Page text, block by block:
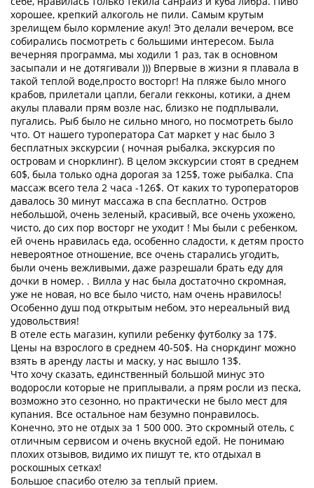
хорошее, крепкий алкоголь не пили. Самым крутым
зрелищем было кормление акул! Это делали вечером, все
собирались посмотреть с большими интересом. Была
вечерняя программа, мы ходили 1 раз, так в основном
засыпали и не дотягивали ))) Впервые в жизни я плавала в
такой теплой воде,просто восторг! На пляже было много
крабов, прилетали цапли, бегали гекконы, котики, а днем
акулы плавали прям возле нас, близко не подплывали,
пугались. Рыб было не сильно много, но посмотреть было
что. От нашего туроператора Сат маркет у нас было 3
бесплатных экскурсии ( ночная рыбалка, экскурсия по
островам и снорклинг). В целом экскурсии стоят в среднем
60$, была только одна дорогая за 125$, тоже рыбалка. Спа
массаж всего тела 2 часа -126$. От каких то туроператоров
давалось 30 минут массажа в спа бесплатно. Остров
небольшой, очень зеленый, красивый, все очень ухожено,
чисто, до сих пор восторг не уходит ! Мы были с ребенком,
ей очень нравилась еда, особенно сладости, к детям просто
невероятное отношение, все очень старались угодить,
были очень вежливыми, даже разрешали брать еду для
дочки в номер. . Вилла у нас была достаточно скромная,
уже не новая, но все было чисто, нам очень нравилось!
Особенно душ под открытым небом, это нереальный вид
удовольствия!
В отеле есть магазин, купили ребенку футболку за 17$.
Цены на взрослого в среднем 40-50$. На сноркдинг можно
взять в аренду ласты и маску, у нас вышло 13$.
Что хочу сказать, единственный большой минус это
водоросли которые не приплывали, а прям росли из песка,
возможно это сезонно, но практически не было мест для
купания. Все остальное нам безумно понравилось.
Конечно, это не отдых за 1 500 000. Это скромный отель, с
отличным сервисом и очень вкусной едой. Не понимаю
плохих отзывов, видимо их пишут те, кто отдыхал в
роскошных сетках!
Большое спасибо отелю за теплый прием.